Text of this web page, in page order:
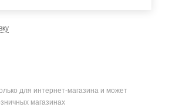
для интернет-магазина и может
магазинах